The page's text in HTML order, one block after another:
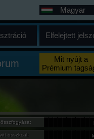
Magyar
Elfelejtett
Mit nyújt a
Prémium
összkcal: